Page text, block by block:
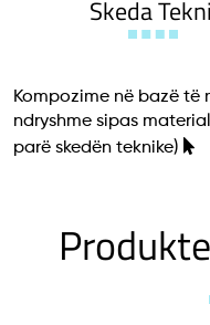
Skeda
Kompozime në bazë të
ndryshme sipas
parë skedën teknike)